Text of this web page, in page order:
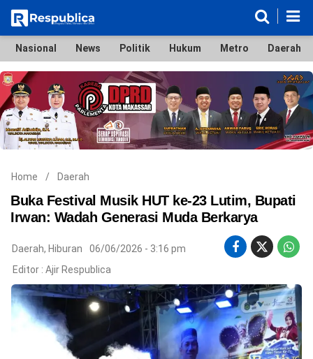
Nasional
News
Politik
Hukum
Metro
Daerah
Ekonomi & Bisnis
Lifestyle
Otomotif
Bola & Sport
Edukasi
Tokoh
Hiburan
©
Copyright
2026
Respublica
.
All
Right
Reserved
Nasional News Politik Hukum Metro Daerah
Home / Daerah
Buka Festival Musik HUT ke-23 Lutim, Bupati
Irwan: Wadah Generasi Muda Berkarya
Daerah, Hiburan
06/06/2026 - 3:16 pm
Editor : Ajir Respublica